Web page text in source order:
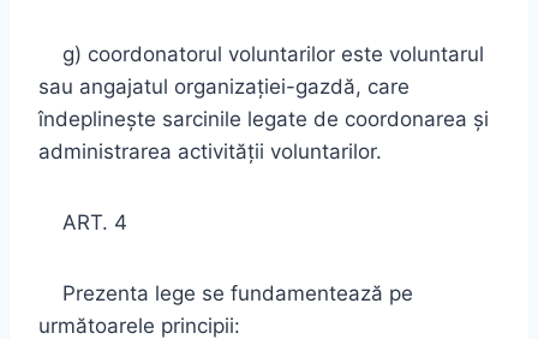
g) coordonatorul voluntarilor este voluntarul
sau angajatul organizaţiei-gazdă, care
îndeplineşte sarcinile legate de coordonarea şi
administrarea activităţii voluntarilor.
ART. 4
Prezenta lege se fundamentează pe
următoarele principii: